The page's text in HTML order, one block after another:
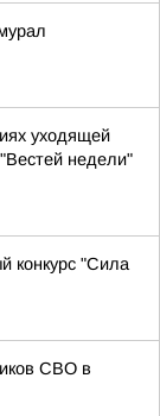
уходящей
недели"
конкурс "Сила
СВО в